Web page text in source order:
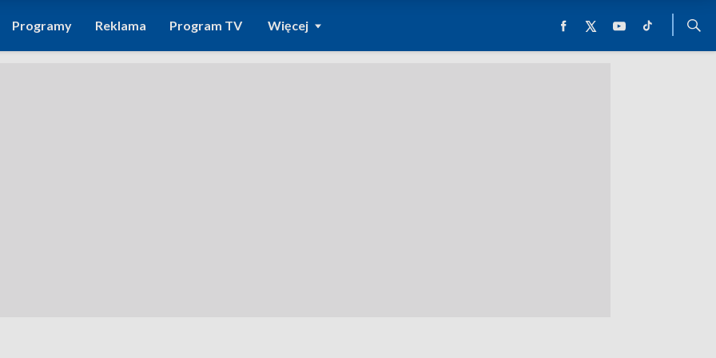
Programy Reklama Program TV Więcej